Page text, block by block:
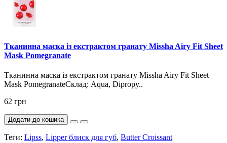
Тканинна маска із екстрактом гранату Missha Airy Fit Sheet
Mask Pomegranate
Тканинна маска із екстрактом гранату Missha Airy Fit Sheet
Mask PomegranateСклад: Aqua, Dipropy..
62 грн
Додати до кошика
Теги: Lipss, Lipper блиск для губ, Butter Croissant